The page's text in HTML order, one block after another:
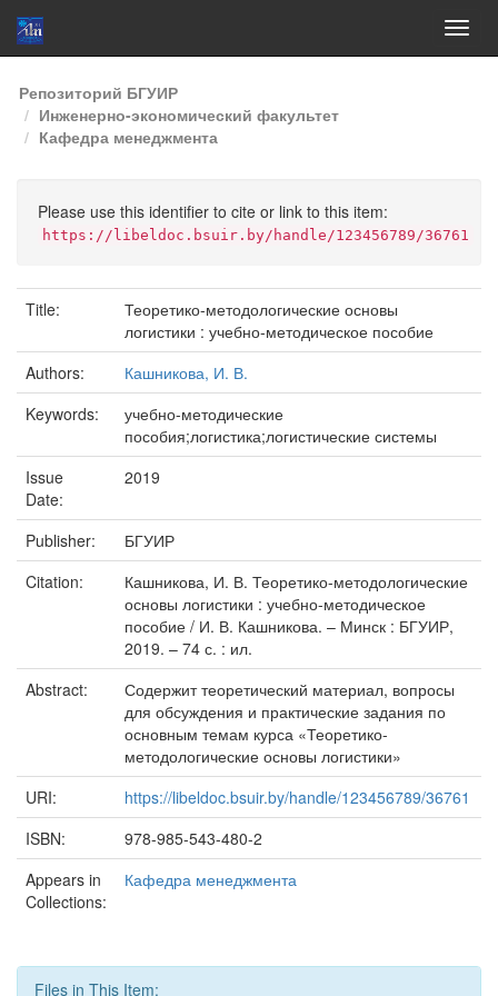
Skip
navigation
Репозиторий БГУИР
Инженерно-экономический факультет
Кафедра менеджмента
Please use this identifier to cite or link to this item:
https://libeldoc.bsuir.by/handle/123456789/36761
Title:
Теоретико-методологические основы
логистики : учебно-методическое пособие
Authors:
Кашникова, И. В.
Keywords:
учебно-методические
пособия;логистика;логистические системы
Issue
Date:
2019
Publisher:
БГУИР
Citation:
Кашникова, И. В. Теоретико-методологические
основы логистики : учебно-методическое
пособие / И. В. Кашникова. – Минск : БГУИР,
2019. – 74 с. : ил.
Abstract:
Содержит теоретический материал, вопросы
для обсуждения и практические задания по
основным темам курса «Теоретико-
методологические основы логистики»
URI:
https://libeldoc.bsuir.by/handle/123456789/36761
ISBN:
978-985-543-480-2
Appears in
Collections:
Кафедра менеджмента
Files in This Item: